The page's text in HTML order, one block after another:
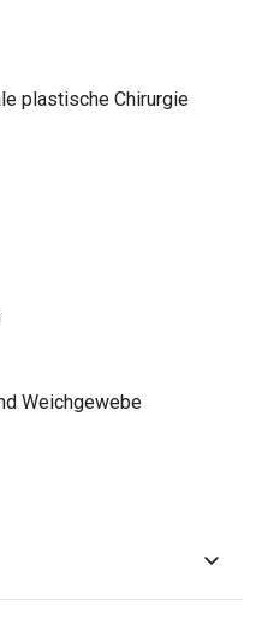
plastische Chirurgie
Weichgewebe